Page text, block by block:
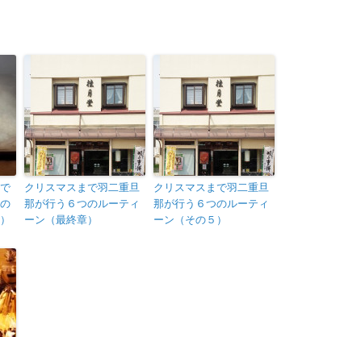
クリスマスまで羽二重旦
那が行う６つのルーティ
ーン（最終章）
クリスマスまで羽二重旦
那が行う６つのルーティ
ーン（その５）